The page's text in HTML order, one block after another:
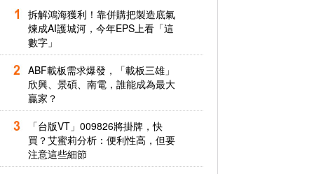
拆解鴻海獲利！靠併購把製造底氣
煉成AI護城河，今年EPS上看「這
數字」
ABF載板需求爆發，「載板三雄」
欣興、景碩、南電，誰能成為最大
贏家？
「台版VT」009826將掛牌，快
買？艾蜜莉分析：便利性高，但要
注意這些細節